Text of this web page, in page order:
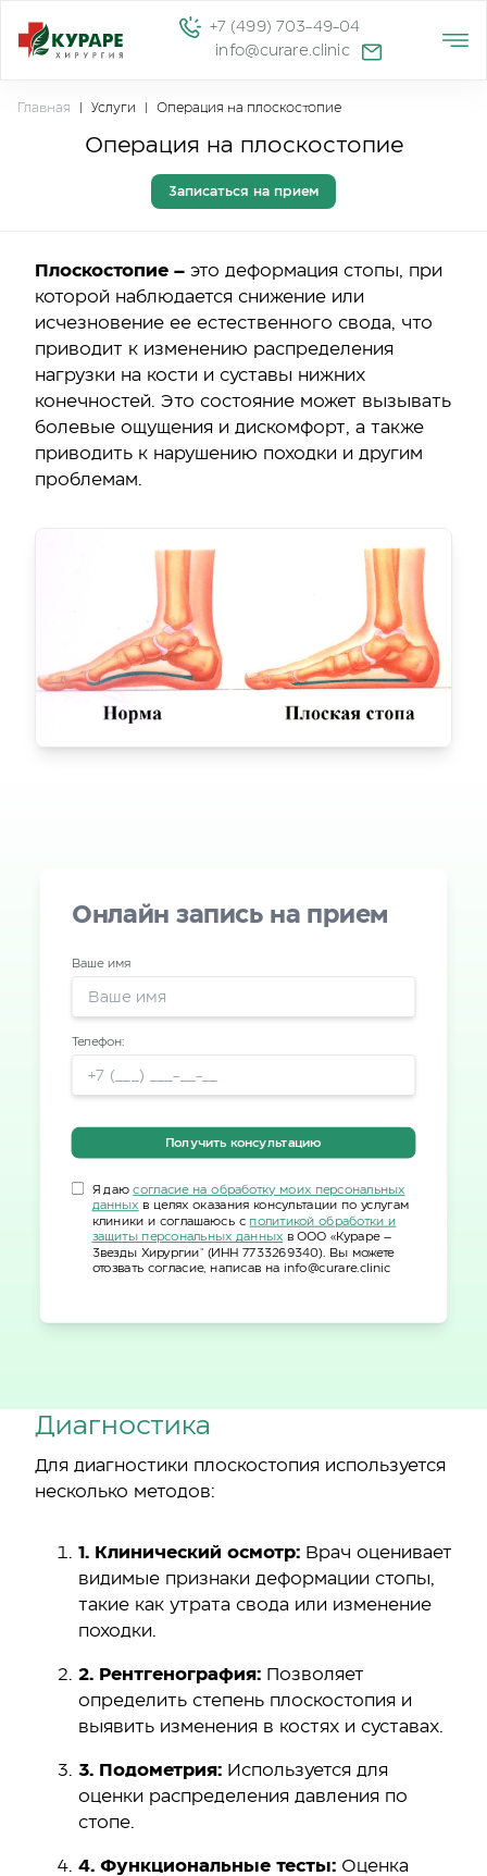
+7 (499) 703-49-04
info@curare.clinic
Главная Услуги Операция на плоскостопие
Операция на плоскостопие
Записаться на прием
Плоскостопие – это деформация стопы, при
которой наблюдается снижение или
исчезновение ее естественного свода, что
приводит к изменению распределения
нагрузки на кости и суставы нижних
конечностей. Это состояние может вызывать
болевые ощущения и дискомфорт, а также
приводить к нарушению походки и другим
проблемам.
Онлайн запись на прием
Ваше имя
Телефон:
Получить консультацию
Я даюсогласие на обработку моих персональных
данных в целях оказания консультации по услугам
клиники и соглашаюсь с политикой обработки и
защиты персональных данных в ООО «Кураре –
Звезды Хирургии" (ИНН 7733269340). Вы можете
отозвать согласие, написав на info@curare.clinic
Диагностика
Для диагностики плоскостопия используется
несколько методов:
1. Клинический осмотр: Врач оценивает
видимые признаки деформации стопы,
такие как утрата свода или изменение
походки.
2. Рентгенография: Позволяет
определить степень плоскостопия и
выявить изменения в костях и суставах.
3. Подометрия: Используется для
оценки распределения давления по
стопе.
4. Функциональные тесты: Оценка